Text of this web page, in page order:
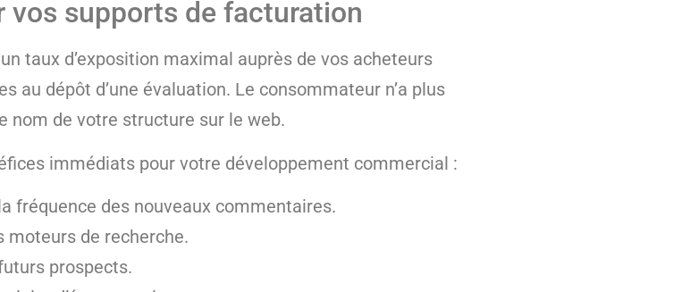
vos supports de facturation
taux d’exposition maximal auprès de vos acheteurs
dépôt d’une évaluation. Le consommateur n’a plus
nom de votre structure sur le web.
immédiats pour votre développement commercial :
fréquence des nouveaux commentaires.
moteurs de recherche.
prospects.